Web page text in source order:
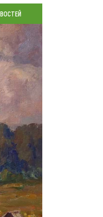
впечатлений
путешественника
Фотогалерея